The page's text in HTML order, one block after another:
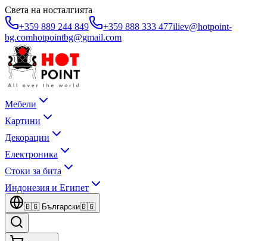
Света на носталгията
+359 889 244 849
+359 888 333 477iliev@hotpoint-
bg.comhotpointbg@gmail.com
Мебели
Картини
Декорации
Електроника
Стоки за бита
Индонезия и Египет
🇧🇬 Български🇧🇬